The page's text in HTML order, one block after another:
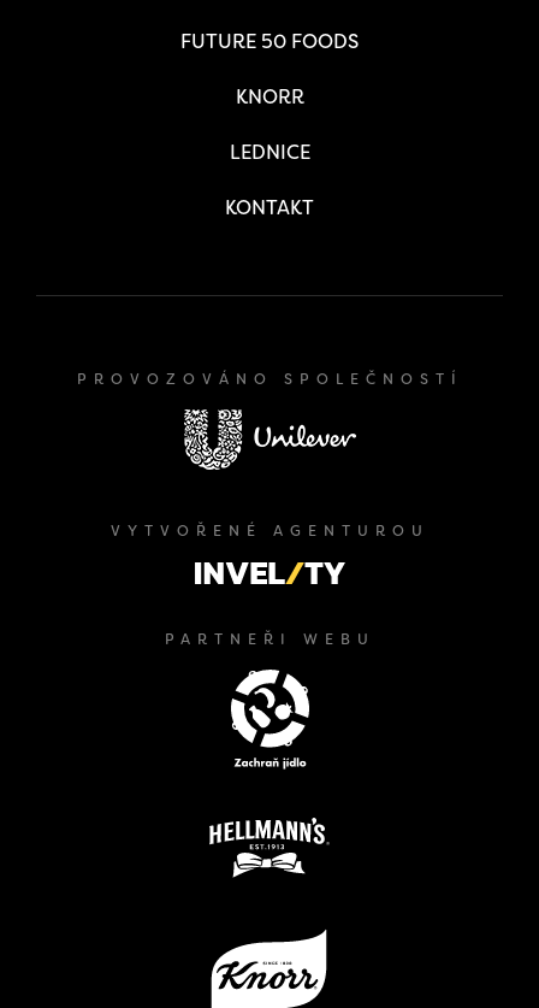
FUTURE 50 FOODS
KNORR
LEDNICE
KONTAKT
PROVOZOVÁNO SPOLEČNOSTÍ
VYTVOŘENÉ AGENTUROU
PARTNEŘI WEBU